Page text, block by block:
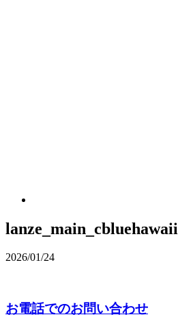
lanze_main_cbluehawaii
2026/01/24
お電話でのお問い合わせ